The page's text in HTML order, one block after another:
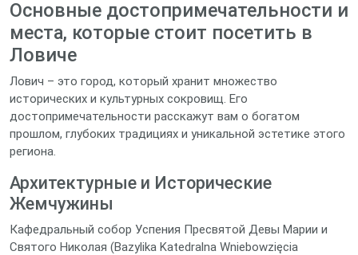
Основные достопримечательности и
места, которые стоит посетить в
Ловиче
Лович – это город, который хранит множество
исторических и культурных сокровищ. Его
достопримечательности расскажут вам о богатом
прошлом, глубоких традициях и уникальной эстетике этого
региона.
Архитектурные и Исторические
Жемчужины
Кафедральный собор Успения Пресвятой Девы Марии и
Святого Николая (Bazylika Katedralna Wniebowzięcia